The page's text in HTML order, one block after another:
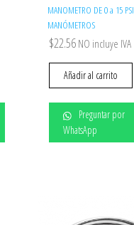
MANOMETRO DE 0 a 15 PSI
MANÓMETROS
$22.56 NO incluye IVA
Añadir al carrito
Preguntar por
WhatsApp